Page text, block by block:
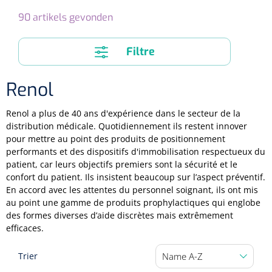
Couvertures alourdies
Coussins de positionnement
Aides techniques pour boire
Gobelets
Tasses de café
Couvercles pour gobelets
Aides techniques pour salle de bains
Dermatoscopes
Sources lumineuses et accessoires
gynécologiques
Source de lumière froide & distributeur mural
Loupes binoculaires
Otoscopes
Ophtalmoscopes
Lampes stylos
Bobath
Portable
Accessoires
Traction
Osteo
Verticalisation
Tabourets
Physiotechnique et hydromassage
Nettoyage & Désinfection des surfaces
Produits et papier
Essuie-mains
Hygiène féminine
Mouchoirs
Paper toilette
Chiffons
Sacs & pots à urine
Urinaux
Rinçages
Bassins de lit & seau de toilette
Pieds à perfusion
Accessoires matériel d'injection
Tampons de cellulose
Conteneurs à aiguilles et accessoires
Alcool désinfectant
Coupes aiguilles
Garrots
Matelas & protège-matelas
Lits
Cabinet médical
Tables d'examen
Lampes d'examen
Sacs et accessoires pour médecins
Pinces à ongles
Extracteurs d’agrafes
Bistouri
Lames bistouri
Stitchcutters
Bistouris complets
Attelles pour chevilles
Pansements gras
Compresses de gaze
Compresses ophtalmique
Pansements non-adhérents
Pansements absorbants
90artikels gevonden
Filtre
Renol
Renol a plus de 40 ans d'expérience dans le secteur de la
distribution médicale. Quotidiennement ils restent innover
pour mettre au point des produits de positionnement
performants et des dispositifs d'immobilisation respectueux du
patient, car leurs objectifs premiers sont la sécurité et le
confort du patient. Ils insistent beaucoup sur l’aspect préventif.
En accord avec les attentes du personnel soignant, ils ont mis
au point une gamme de produits prophylactiques qui englobe
des formes diverses d’aide discrètes mais extrêmement
efficaces.
Trier